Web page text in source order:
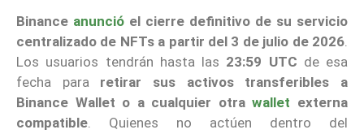
Binance anunció el cierre definitivo de su servicio
centralizado de NFTs a partir del 3 de julio de 2026.
Los usuarios tendrán hasta las 23:59 UTC de esa
fecha para retirar sus activos transferibles a
Binance Wallet o a cualquier otrawallet externa
compatible. Quienes no actúen dentro del